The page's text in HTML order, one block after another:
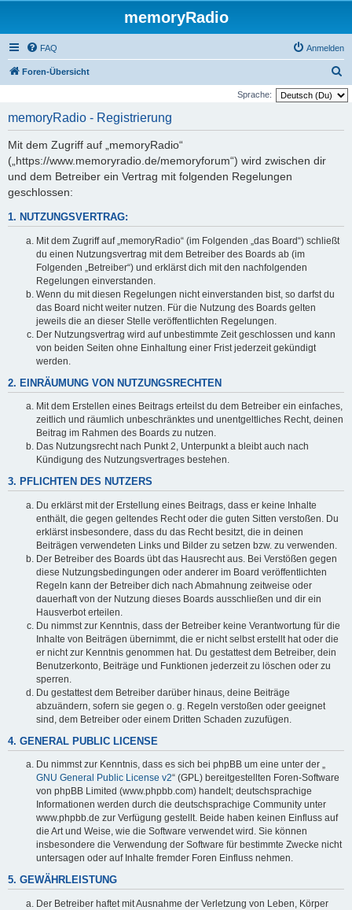
memoryRadio
FAQ Anmelden
Foren-Übersicht
u
Sprache:
memoryRadio - Registrierung
Mit dem Zugriff auf „memoryRadio“
(„https://www.memoryradio.de/memoryforum“) wird zwischen dir
und dem Betreiber ein Vertrag mit folgenden Regelungen
geschlossen:
1. NUTZUNGSVERTRAG:
Mit dem Zugriff auf „memoryRadio“ (im Folgenden „das Board“) schließt
du einen Nutzungsvertrag mit dem Betreiber des Boards ab (im
Folgenden „Betreiber“) und erklärst dich mit den nachfolgenden
Regelungen einverstanden.
Wenn du mit diesen Regelungen nicht einverstanden bist, so darfst du
das Board nicht weiter nutzen. Für die Nutzung des Boards gelten
jeweils die an dieser Stelle veröffentlichten Regelungen.
Der Nutzungsvertrag wird auf unbestimmte Zeit geschlossen und kann
von beiden Seiten ohne Einhaltung einer Frist jederzeit gekündigt
werden.
2. EINRÄUMUNG VON NUTZUNGSRECHTEN
Mit dem Erstellen eines Beitrags erteilst du dem Betreiber ein einfaches,
zeitlich und räumlich unbeschränktes und unentgeltliches Recht, deinen
Beitrag im Rahmen des Boards zu nutzen.
Das Nutzungsrecht nach Punkt 2, Unterpunkt a bleibt auch nach
Kündigung des Nutzungsvertrages bestehen.
3. PFLICHTEN DES NUTZERS
Du erklärst mit der Erstellung eines Beitrags, dass er keine Inhalte
enthält, die gegen geltendes Recht oder die guten Sitten verstoßen. Du
erklärst insbesondere, dass du das Recht besitzt, die in deinen
Beiträgen verwendeten Links und Bilder zu setzen bzw. zu verwenden.
Der Betreiber des Boards übt das Hausrecht aus. Bei Verstößen gegen
diese Nutzungsbedingungen oder anderer im Board veröffentlichten
Regeln kann der Betreiber dich nach Abmahnung zeitweise oder
dauerhaft von der Nutzung dieses Boards ausschließen und dir ein
Hausverbot erteilen.
Du nimmst zur Kenntnis, dass der Betreiber keine Verantwortung für die
Inhalte von Beiträgen übernimmt, die er nicht selbst erstellt hat oder die
er nicht zur Kenntnis genommen hat. Du gestattest dem Betreiber, dein
Benutzerkonto, Beiträge und Funktionen jederzeit zu löschen oder zu
sperren.
Du gestattest dem Betreiber darüber hinaus, deine Beiträge
abzuändern, sofern sie gegen o. g. Regeln verstoßen oder geeignet
sind, dem Betreiber oder einem Dritten Schaden zuzufügen.
4. GENERAL PUBLIC LICENSE
Du nimmst zur Kenntnis, dass es sich bei phpBB um eine unter der „
GNU General Public License v2“ (GPL) bereitgestellten Foren-Software
von phpBB Limited (www.phpbb.com) handelt; deutschsprachige
Informationen werden durch die deutschsprachige Community unter
www.phpbb.de zur Verfügung gestellt. Beide haben keinen Einfluss auf
die Art und Weise, wie die Software verwendet wird. Sie können
insbesondere die Verwendung der Software für bestimmte Zwecke nicht
untersagen oder auf Inhalte fremder Foren Einfluss nehmen.
5. GEWÄHRLEISTUNG
Der Betreiber haftet mit Ausnahme der Verletzung von Leben, Körper